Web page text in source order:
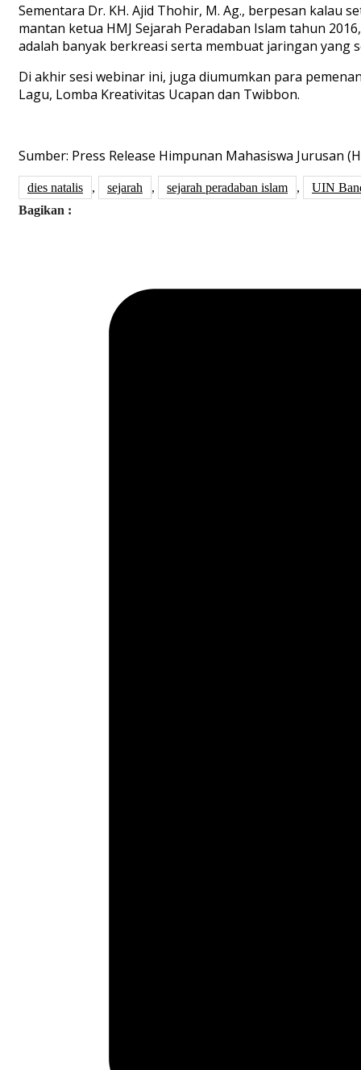
Sementara Dr. KH. Ajid Thohir, M. Ag., berpesan kalau
mantan ketua HMJ Sejarah Peradaban Islam tahun
adalah banyak berkreasi serta membuat jaringan yang
Di akhir sesi webinar ini, juga diumumkan para
Lagu, Lomba Kreativitas Ucapan dan Twibbon.
Sumber: Press Release Himpunan Mahasiswa Jurusan
dies natalis , sejarah , sejarah peradaban islam ,
UIN
Bagikan :